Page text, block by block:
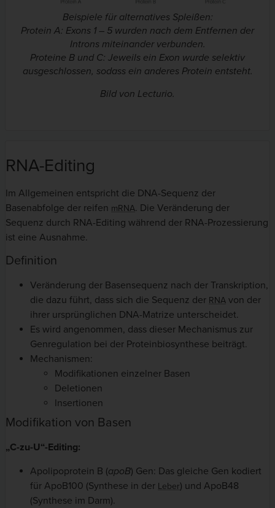
Beispiele für alternatives Spleißen:
Protein A: Exons 1 – 5 wurden nach dem Entfernen der
Introns miteinander verbunden.
Proteine B und C: Jeweils ein Exon wurde selektiv
ausgeschlossen, sodass ein anderes Protein entsteht.
Bild von Lecturio.
RNA-Editing
Im Allgemeinen entspricht die DNA-Sequenz der
Basenabfolge der reifen mRNA. Die Veränderung der
Sequenz durch RNA-Editing während der RNA-Prozessierung
ist eine Ausnahme.
Definition
Veränderung der Basensequenz nach der Transkription,
die dazu führt, dass sich die Sequenz der RNA von der
ihrer ursprünglichen DNA-Matrize unterscheidet.
Es wird angenommen, dass dieser Mechanismus zur
Genregulation bei der Proteinbiosynthese beiträgt.
Mechanismen:
Modifikationen einzelner Basen
Deletionen
Insertionen
Modifikation von Basen
„C-zu-U“-Editing:
Apolipoprotein B (apoB) Gen: Das gleiche Gen kodiert
für ApoB100 (Synthese in der Leber) und ApoB48
(Synthese im Darm).